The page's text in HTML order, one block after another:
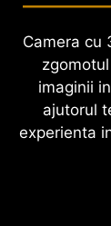
Camera cu
imaginii
ajutorul
experienta